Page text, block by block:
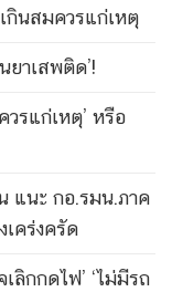
กินสมควรแก่เหตุ
ยาเสพติด’!
รแก่เหตุ’ หรือ
แนะ กอ.รมน.ภาค
คร่งครัด
ลิกกดไฟ’ ‘ไม่มีรถ